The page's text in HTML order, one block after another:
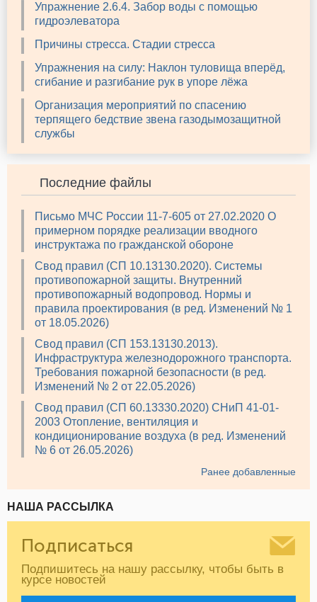
Упражнение 2.6.4. Забор воды с помощью
гидроэлеватора
Причины стресса. Стадии стресса
Упражнения на силу: Наклон туловища вперёд,
сгибание и разгибание рук в упоре лёжа
Организация мероприятий по спасению
терпящего бедствие звена газодымозащитной
службы
Последние файлы
Письмо МЧС России 11-7-605 от 27.02.2020 О
примерном порядке реализации вводного
инструктажа по гражданской обороне
Свод правил (СП 10.13130.2020). Системы
противопожарной защиты. Внутренний
противопожарный водопровод. Нормы и
правила проектирования (в ред. Изменений № 1
от 18.05.2026)
Свод правил (СП 153.13130.2013).
Инфраструктура железнодорожного транспорта.
Требования пожарной безопасности (в ред.
Изменений № 2 от 22.05.2026)
Свод правил (СП 60.13330.2020) СНиП 41-01-
2003 Отопление, вентиляция и
кондиционирование воздуха (в ред. Изменений
№ 6 от 26.05.2026)
Ранее добавленные
НАША РАССЫЛКА
Подписаться
Подпишитесь на нашу рассылку, чтобы быть в
курсе новостей